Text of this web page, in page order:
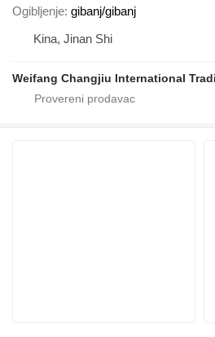
Ogibljenje gibanj/gibanj
Kina, Jinan Shi
Weifang Changjiu International